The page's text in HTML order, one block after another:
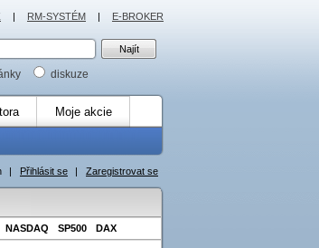
diskuze
Moje akcie
| Přihlásit se | Zaregistrovat se
NASDAQ SP500 DAX
| RM-SYSTÉM | E-BROKER